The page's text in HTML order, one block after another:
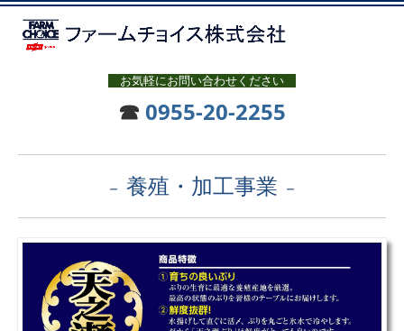
お気軽にお問い合わせください
☎ 0955-20-2255
－ 養殖・加工事業 －